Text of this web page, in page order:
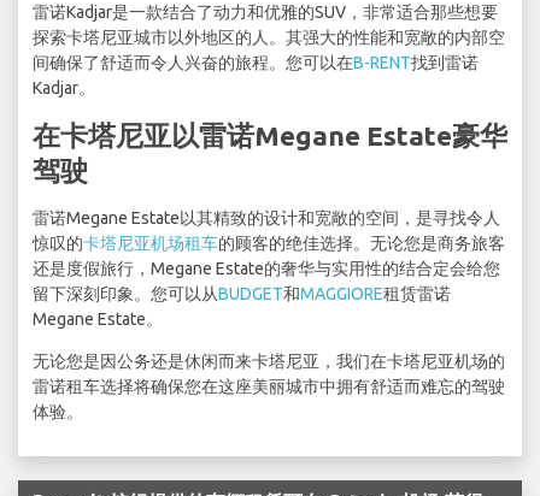
雷诺Kadjar是一款结合了动力和优雅的SUV，非常适合那些想要
探索卡塔尼亚城市以外地区的人。其强大的性能和宽敞的内部空
间确保了舒适而令人兴奋的旅程。您可以在B-RENT找到雷诺
Kadjar。
在卡塔尼亚以雷诺Megane Estate豪华
驾驶
雷诺Megane Estate以其精致的设计和宽敞的空间，是寻找令人
惊叹的卡塔尼亚机场租车的顾客的绝佳选择。无论您是商务旅客
还是度假旅行，Megane Estate的奢华与实用性的结合定会给您
留下深刻印象。您可以从BUDGET和MAGGIORE租赁雷诺
Megane Estate。
无论您是因公务还是休闲而来卡塔尼亚，我们在卡塔尼亚机场的
雷诺租车选择将确保您在这座美丽城市中拥有舒适而难忘的驾驶
体验。